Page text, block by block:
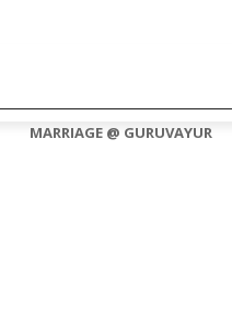
MARRIAGE @ GURUVAYUR